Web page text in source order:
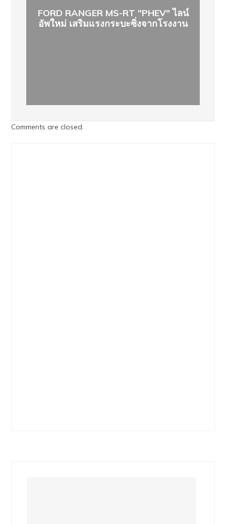
FORD RANGER MS-RT "PHEV" ไลน์
อัพใหม่ เสริมแรงกระบะซิ่งจากโรงงาน
Comments are closed.